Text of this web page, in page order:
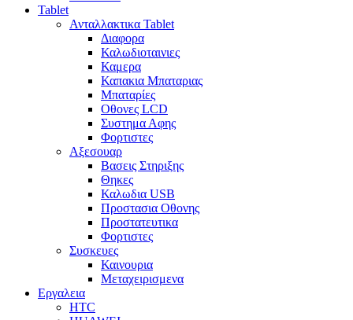
Tablet
Ανταλλακτικα Tablet
Διαφορα
Καλωδιοταινιες
Καμερα
Καπακια Μπαταριας
Μπαταρίες
Οθονες LCD
Συστημα Αφης
Φορτιστες
Αξεσουαρ
Βασεις Στηριξης
Θηκες
Καλωδια USB
Προστασια Οθονης
Προστατευτικα
Φορτιστες
Συσκευες
Καινουρια
Μεταχειρισμενα
Εργαλεια
HTC